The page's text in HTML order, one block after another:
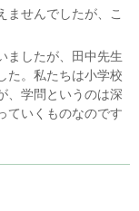
ませんでしたが、こ
ましたが、田中先生
た。私たちは小学校
、学問というのは深
ていくものなのです